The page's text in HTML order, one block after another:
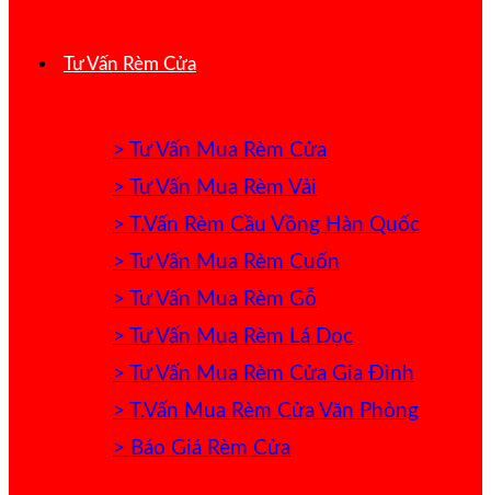
Tư Vấn Rèm Cửa
> Tư Vấn Mua Rèm Cửa
> Tư Vấn Mua Rèm Vải
> T.Vấn Rèm Cầu Vồng Hàn Quốc
> Tư Vấn Mua Rèm Cuốn
> Tư Vấn Mua Rèm Gỗ
> Tư Vấn Mua Rèm Lá Dọc
> Tư Vấn Mua Rèm Cửa Gia Đình
> T.Vấn Mua Rèm Cửa Văn Phòng
> Báo Giá Rèm Cửa